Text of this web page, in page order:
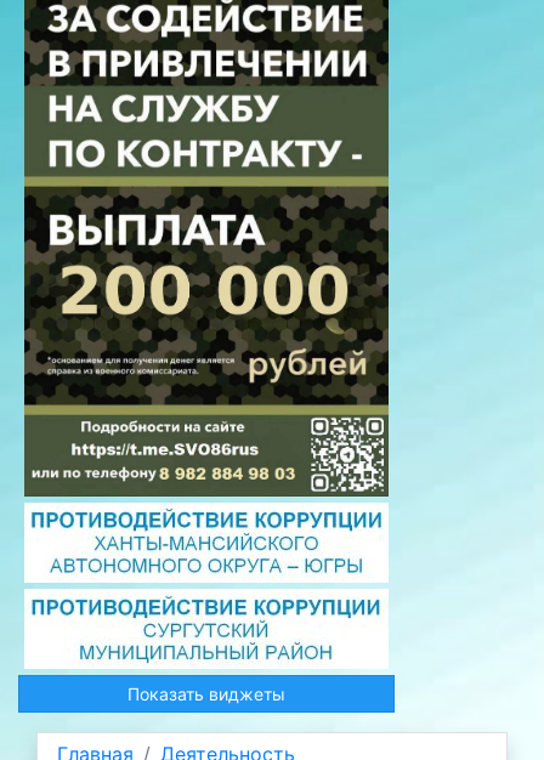
Показать виджеты
Главная
Деятельность